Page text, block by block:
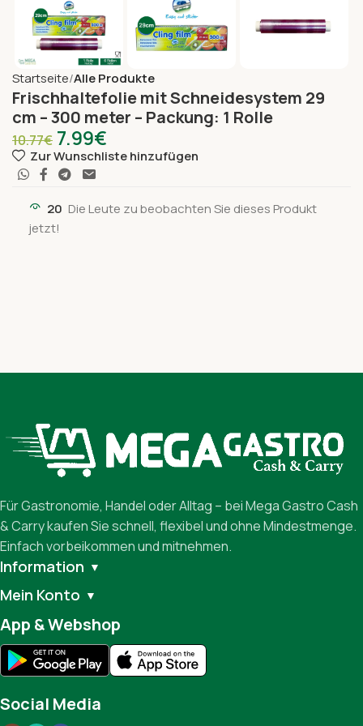
Startseite Alle Produkte
Frischhaltefolie mit Schneidesystem 29
cm – 300 meter – Packung: 1 Rolle
10.77€ 7.99€
Zur Wunschliste hinzufügen
20 Die Leute zu beobachten Sie dieses Produkt
jetzt!
Für Gastronomie, Handel oder Alltag – bei Mega Gastro Cash
& Carry kaufen Sie schnell, flexibel und ohne Mindestmenge.
Einfach vorbeikommen und mitnehmen.
Information ▼
Mein Konto ▼
App & Webshop
Social Media